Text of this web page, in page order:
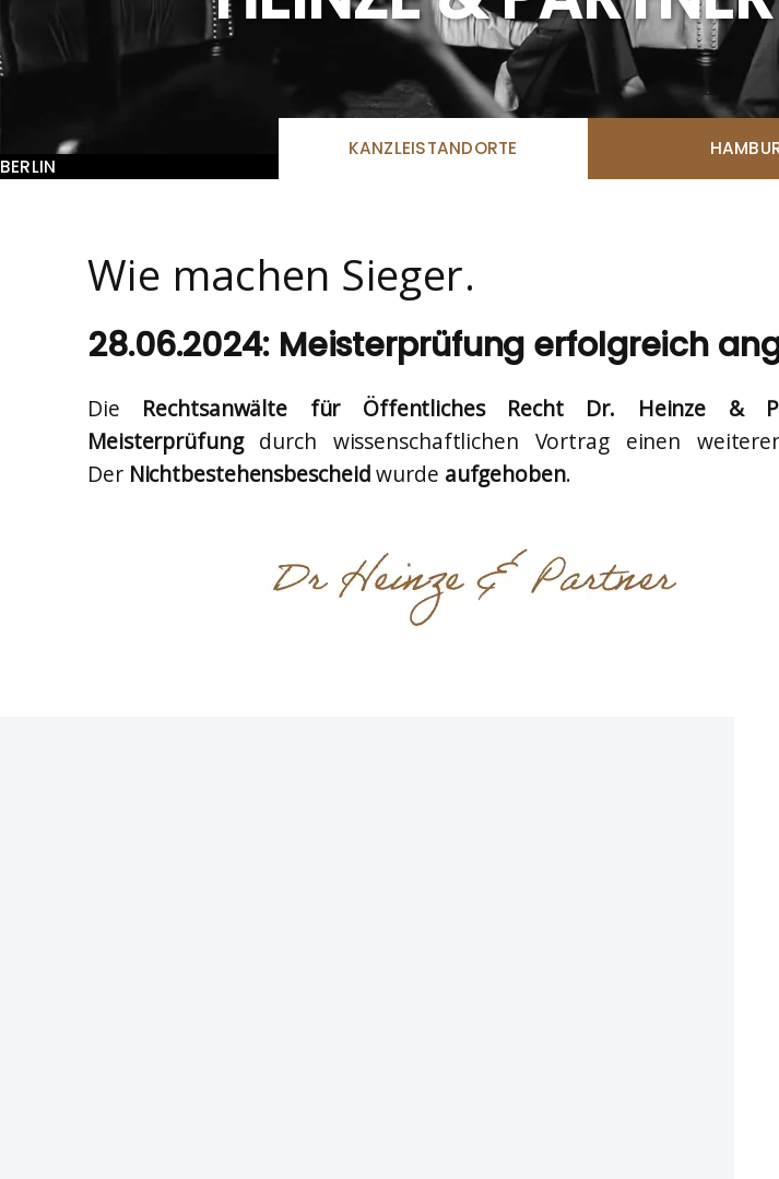
KANZLEISTANDORTE
BERLIN
Wie machen Sieger.
28.06.2024: Meisterprüfung erfolgreich
Die Rechtsanwälte für Öffentliches Recht Dr. Heinze &
Meisterprüfung durch wissenschaftlichen Vortrag einen
Der Nichtbestehensbescheidwurde aufgehoben.